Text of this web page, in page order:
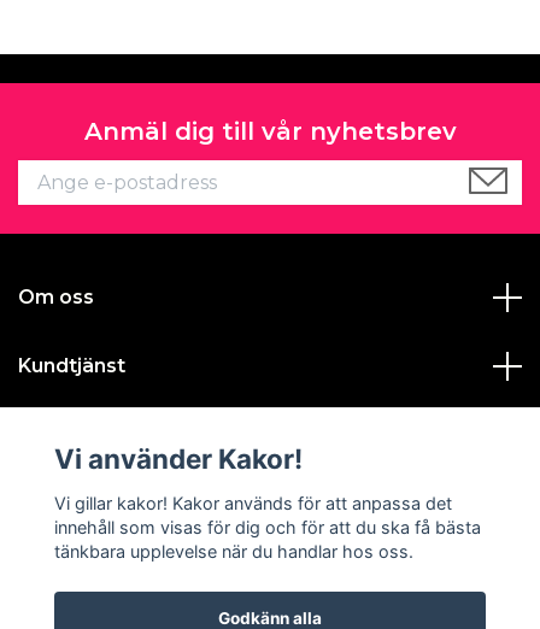
Anmäl dig till vår nyhetsbrev
Om oss
Kundtjänst
Sociala medier
Vi använder Kakor!
Vi gillar kakor! Kakor används för att anpassa det
innehåll som visas för dig och för att du ska få bästa
tänkbara upplevelse när du handlar hos oss.
Godkänn alla